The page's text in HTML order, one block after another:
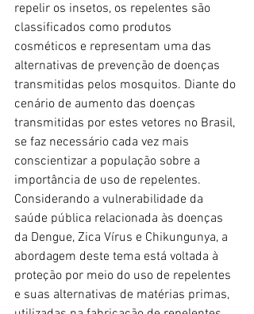
repelir os insetos, os repelentes são
classificados como produtos
cosméticos e representam uma das
alternativas de prevenção de doenças
transmitidas pelos mosquitos. Diante do
cenário de aumento das doenças
transmitidas por estes vetores no Brasil,
se faz necessário cada vez mais
conscientizar a população sobre a
importância de uso de repelentes.
Considerando a vulnerabilidade da
saúde pública relacionada às doenças
da Dengue, Zica Vírus e Chikungunya, a
abordagem deste tema está voltada à
proteção por meio do uso de repelentes
e suas alternativas de matérias primas,